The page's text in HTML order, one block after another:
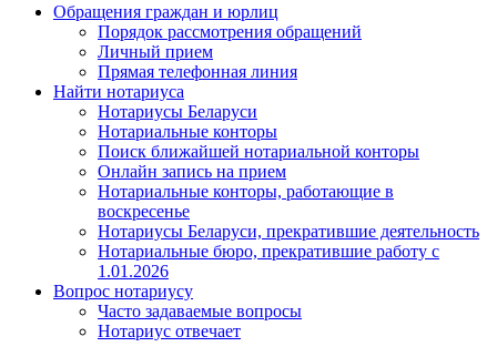
Обращения граждан и юрлиц
Порядок рассмотрения обращений
Личный прием
Прямая телефонная линия
Найти нотариуса
Нотариусы Беларуси
Нотариальные конторы
Поиск ближайшей нотариальной конторы
Онлайн запись на прием
Нотариальные конторы, работающие в
воскресенье
Нотариусы Беларуси, прекратившие деятельность
Нотариальные бюро, прекратившие работу с
1.01.2026
Вопрос нотариусу
Часто задаваемые вопросы
Нотариус отвечает